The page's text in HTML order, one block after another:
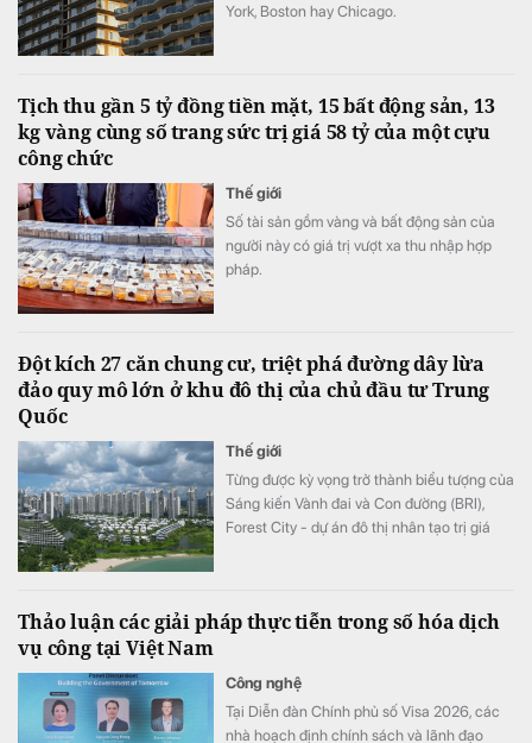
York, Boston hay Chicago.
Tịch thu gần 5 tỷ đồng tiền mặt, 15 bất động sản, 13
kg vàng cùng số trang sức trị giá 58 tỷ của một cựu
công chức
Thế giới
Số tài sản gồm vàng và bất động sản của
người này có giá trị vượt xa thu nhập hợp
pháp.
Đột kích 27 căn chung cư, triệt phá đường dây lừa
đảo quy mô lớn ở khu đô thị của chủ đầu tư Trung
Quốc
Thế giới
Từng được kỳ vọng trở thành biểu tượng của
Sáng kiến Vành đai và Con đường (BRI),
Forest City - dự án đô thị nhân tạo trị giá
Thảo luận các giải pháp thực tiễn trong số hóa dịch
vụ công tại Việt Nam
Công nghệ
Tại Diễn đàn Chính phủ số Visa 2026, các
nhà hoạch định chính sách và lãnh đạo